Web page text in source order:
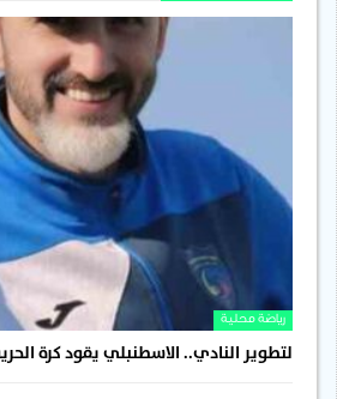
رياضة محلية
لتطوير النادي.. الاسطنبلي يقود كرة الحرية